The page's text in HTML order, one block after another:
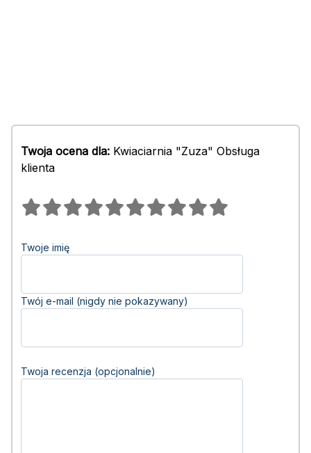
Twoja ocena dla: Kwiaciarnia "Zuza" Obsługa
klienta
Twoje imię
Twój e-mail (nigdy nie pokazywany)
Twoja recenzja (opcjonalnie)